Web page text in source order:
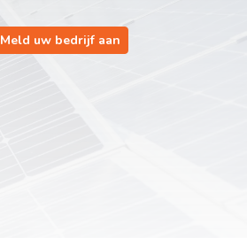
Meld uw bedrijf aan